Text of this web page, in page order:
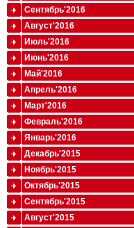
Сентябрь'2016
Август'2016
Июль'2016
Июнь'2016
Май'2016
Апрель'2016
Март'2016
Февраль'2016
Январь'2016
Декабрь'2015
Ноябрь'2015
Октябрь'2015
Сентябрь'2015
Август'2015